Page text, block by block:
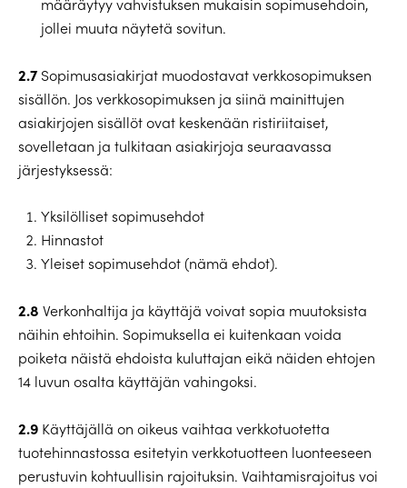
määräytyy vahvistuksen mukaisin sopimusehdoin,
jollei muuta näytetä sovitun.
2.7 Sopimusasiakirjat muodostavat verkkosopimuksen
sisällön. Jos verkkosopimuksen ja siinä mainittujen
asiakirjojen sisällöt ovat keskenään ristiriitaiset,
sovelletaan ja tulkitaan asiakirjoja seuraavassa
järjestyksessä:
Yksilölliset sopimusehdot
Hinnastot
Yleiset sopimusehdot (nämä ehdot).
2.8 Verkonhaltija ja käyttäjä voivat sopia muutoksista
näihin ehtoihin. Sopimuksella ei kuitenkaan voida
poiketa näistä ehdoista kuluttajan eikä näiden ehtojen
14 luvun osalta käyttäjän vahingoksi.
2.9 Käyttäjällä on oikeus vaihtaa verkkotuotetta
tuotehinnastossa esitetyin verkkotuotteen luonteeseen
perustuvin kohtuullisin rajoituksin. Vaihtamisrajoitus voi